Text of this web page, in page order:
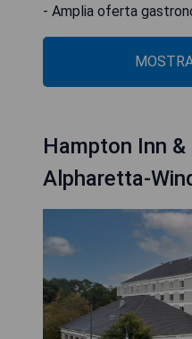
- Amplia oferta
Hampton Inn &
Alpharetta-